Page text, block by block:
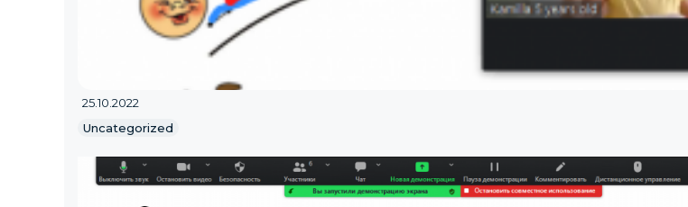
25.10.2022
Uncategorized